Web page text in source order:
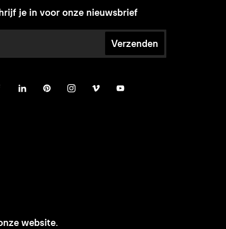
je in voor onze nieuwsbrief
Verzenden
website.